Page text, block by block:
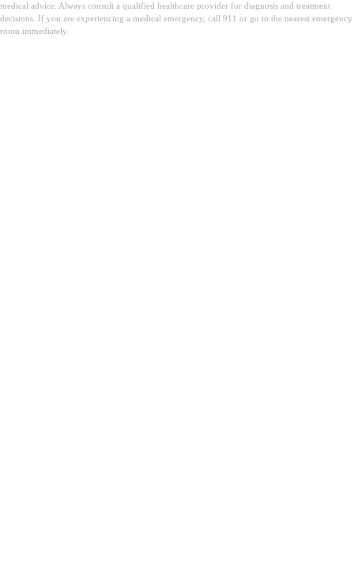
medical advice. Always consult a qualified healthcare provider for diagnosis and treatment
decisions. If you are experiencing a medical emergency, call 911 or go to the nearest emergency
room immediately.